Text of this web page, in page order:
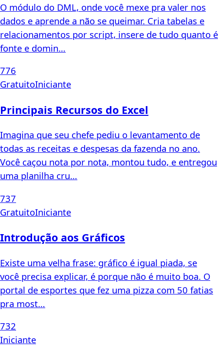
O módulo do DML, onde você mexe pra valer nos
dados e aprende a não se queimar. Cria tabelas e
relacionamentos por script, insere de tudo quanto é
fonte e domin…
776
GratuitoIniciante
Principais Recursos do Excel
Imagina que seu chefe pediu o levantamento de
todas as receitas e despesas da fazenda no ano.
Você caçou nota por nota, montou tudo, e entregou
uma planilha cru…
737
GratuitoIniciante
Introdução aos Gráficos
Existe uma velha frase: gráfico é igual piada, se
você precisa explicar, é porque não é muito boa. O
portal de esportes que fez uma pizza com 50 fatias
pra most…
732
Iniciante